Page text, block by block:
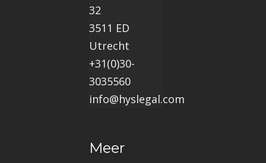
32
3511 ED
Utrecht
+31(0)30-
3035560
info@hyslegal.com
Meer